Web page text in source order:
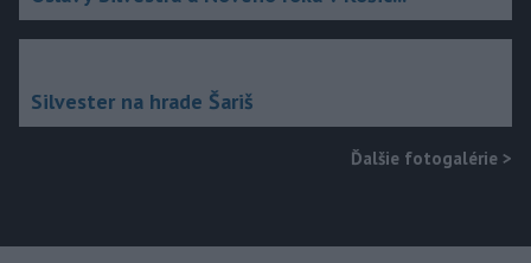
Silvester na hrade Šariš
Ďalšie fotogalérie >